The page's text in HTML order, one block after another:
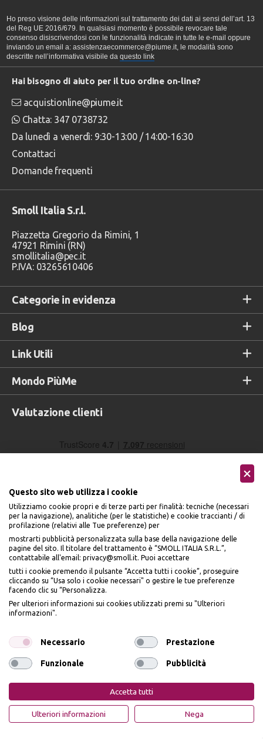
Ho preso visione delle informazioni sul trattamento dei dati ai sensi dell’art. 13
del Reg UE 2016/679. In qualsiasi momento è possibile revocare tale
consenso disiscrivendosi con le funzionalità indicate in tutte le e-mail oppure
inviando un email a: assistenzaecommerce@piume.it, le modalità sono
descritte nell’informativa visibile da questo link
Categorie in evidenza
Blog
Link Utili
Mondo PiùMe
Hai bisogno di aiuto per il tuo ordine on-line?
acquistionline@piume.it
Chatta: 347 0738732
Da lunedì a venerdì: 9:30-13:00 / 14:00-16:30
Contattaci
Domande frequenti
Smoll Italia S.r.l.
Piazzetta Gregorio da Rimini, 1
47921 Rimini (RN)
smollitalia@pec.it
P.IVA: 03265610406
Valutazione clienti
Accettiamo
Seguici sui social
PiùMe è un marchio di PiùMe s.r.l. con sede legale in via
Aurelio Lampredi, n. 81 - 57121 Livorno (LI) - P.IVA
Privacy Policy Cookie Policy
Questo sito web utilizza i cookie
Utilizziamo cookie propri e di terze parti per finalità: tecniche (necessari
per la navigazione), analitiche (per le statistiche) e cookie traccianti / di
profilazione (relativi alle Tue preferenze) per
mostrarti pubblicità personalizzata sulla base della navigazione delle
pagine del sito. Il titolare del trattamento è “SMOLL ITALIA S.R.L.”,
contattabile all'email: privacy@smoll.it. Puoi accettare
tutti i cookie premendo il pulsante “Accetta tutti i cookie”, proseguire
cliccando su “Usa solo i cookie necessari" o gestire le tue preferenze
facendo clic su “Personalizza.
Per ulteriori informazioni sui cookies utilizzati premi su "Ulteriori
informazioni".
Necessario Prestazione
Funzionale Pubblicità
Accetta tutti
Ulteriori informazioni Nega
BENVENUTO DA
PIÙME
IL10% DI SCONTO
dell’art. 13 del Reg UE 2016/679 e presto il mio consenso a ricevere email
promozionali. In qualsiasi momento è possibile revocare il consenso
OTTIENI IL 10% DI SCONTO